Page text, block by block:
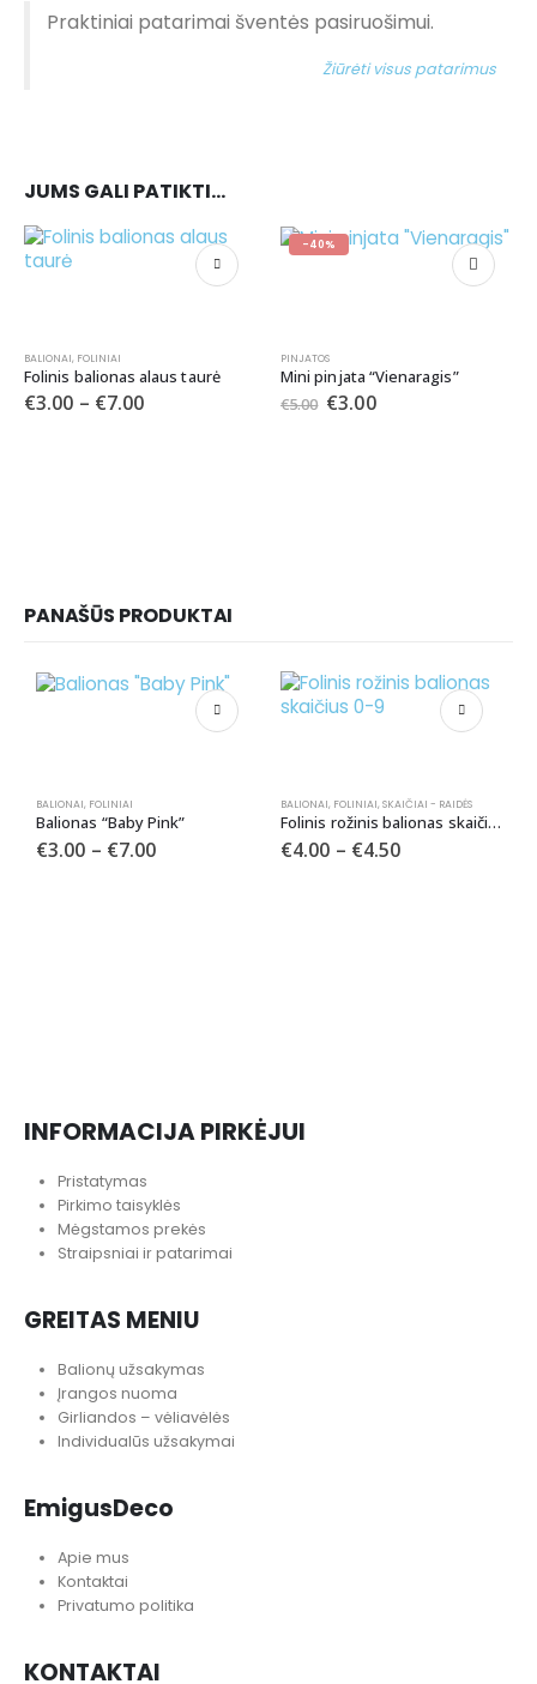
Praktiniai patarimai šventės pasiruošimui.
Žiūrėti visus patarimus
JUMS GALI PATIKTI…
BALIONAI, FOLINIAI
Folinis balionas alaus taurė
€3.00 – €7.00
-40%
PINJATOS
Mini pinjata “Vienaragis”
€5.00 €3.00
PANAŠŪS PRODUKTAI
BALIONAI, FOLINIAI
Balionas “Baby Pink”
€3.00 – €7.00
BALIONAI, FOLINIAI, SKAIČIAI - RAIDĖS
Folinis rožinis balionas skaičius 0-9
€4.00 – €4.50
INFORMACIJA PIRKĖJUI
Pristatymas
Pirkimo taisyklės
Mėgstamos prekės
Straipsniai ir patarimai
GREITAS MENIU
Balionų užsakymas
Įrangos nuoma
Girliandos – vėliavėlės
Individualūs užsakymai
EmigusDeco
Apie mus
Kontaktai
Privatumo politika
KONTAKTAI